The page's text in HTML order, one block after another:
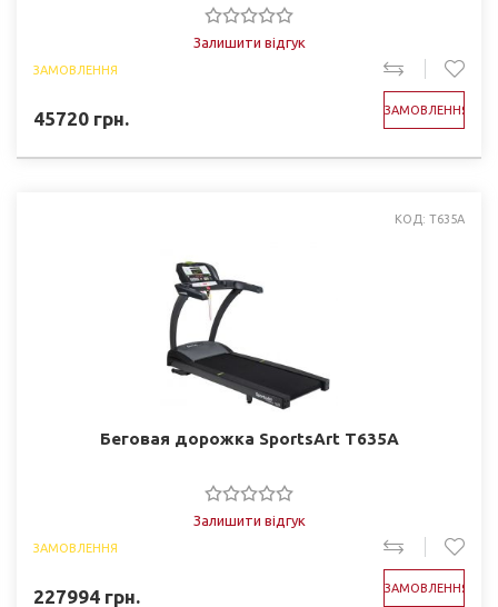
Залишити відгук
ЗАМОВЛЕННЯ
45720 грн. ЗАМОВЛЕННЯ
КОД: T635A
Беговая дорожка SportsArt T635A
Залишити відгук
ЗАМОВЛЕННЯ
227994 грн. ЗАМОВЛЕННЯ